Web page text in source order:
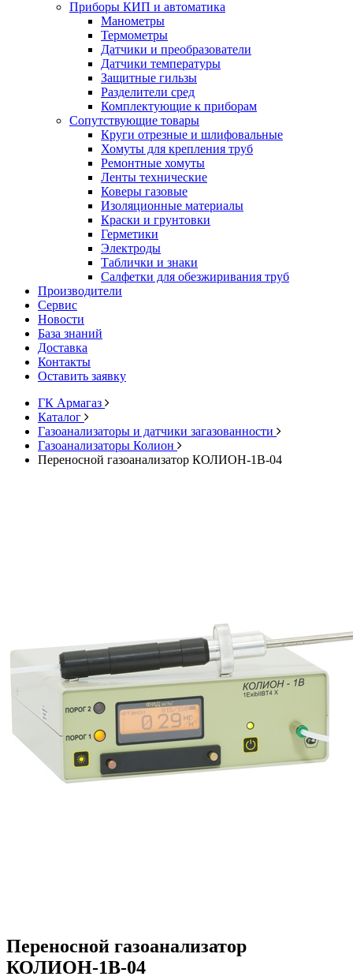
Приборы КИП и автоматика
Манометры
Термометры
Датчики и преобразователи
Датчики температуры
Защитные гильзы
Разделители сред
Комплектующие к приборам
Сопутствующие товары
Круги отрезные и шлифовальные
Хомуты для крепления труб
Ремонтные хомуты
Ленты технические
Коверы газовые
Изоляционные материалы
Краски и грунтовки
Герметики
Электроды
Таблички и знаки
Салфетки для обезжиривания труб
Производители
Сервис
Новости
База знаний
Доставка
Контакты
Оставить заявку
ГК Армагаз
Каталог
Газоанализаторы и датчики загазованности
Газоанализаторы Колион
Переносной газоанализатор КОЛИОН-1В-04
Переносной газоанализатор
КОЛИОН-1В-04